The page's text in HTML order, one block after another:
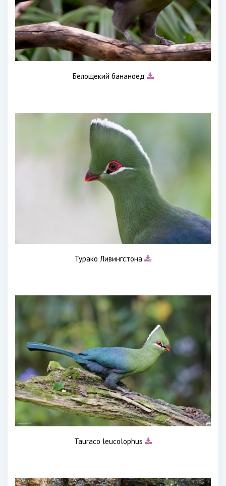
Белощекий бананоед
Турако Ливингстона
Tauraco leucolophus